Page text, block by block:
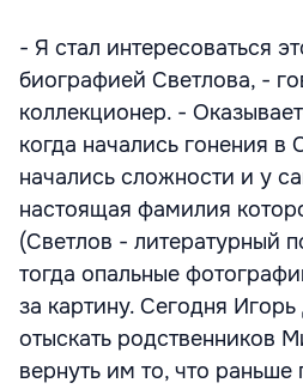
- Я стал интересоваться
биографией Светлова, -
коллекционер. -
когда начались гонения
начались сложности и у
настоящая фамилия
(Светлов - литературный
тогда опальные
за картину. Сегодня
отыскать родственников
вернуть им то, что